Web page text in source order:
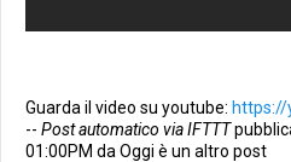
Guarda il video su youtube: https://
-- Post automatico via IFTTT
01:00PM da Oggi è un altro post